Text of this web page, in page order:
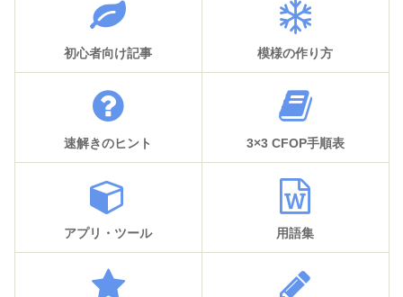
初心者向け記事 模様の作り方
速解きのヒント 3×3 CFOP手順表
アプリ・ツール 用語集